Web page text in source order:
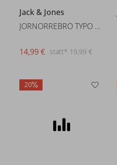
Jack & Jones
JORNORREBRO TYPO TEE SS CREW N
statt* 19,99 €
14,99 €
20